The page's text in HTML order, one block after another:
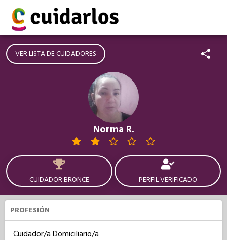
VER LISTA DE CUIDADORES
Norma R.
CUIDADOR BRONCE PERFIL VERIFICADO
PROFESIÓN
Cuidador/a Domiciliario/a